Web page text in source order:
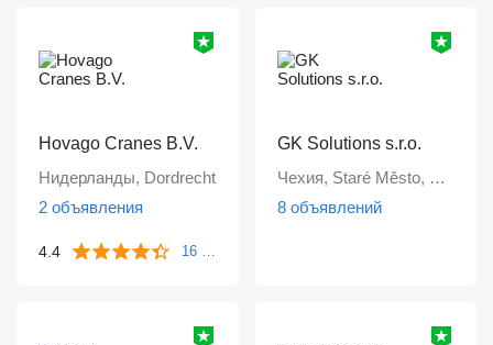
Hovago Cranes B.V.
Нидерланды, Dordrecht
2 объявления
4.4 16 отзывов
GK Solutions s.r.o.
Чехия, Staré Město, Praha
8 объявлений